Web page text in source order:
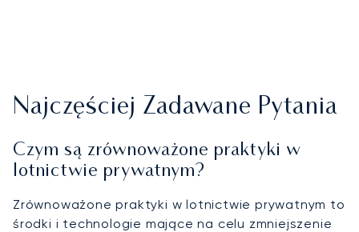
Najczęściej Zadawane Pytania
Czym są zrównoważone praktyki w
lotnictwie prywatnym?
Zrównoważone praktyki w lotnictwie prywatnym to
środki i technologie mające na celu zmniejszenie